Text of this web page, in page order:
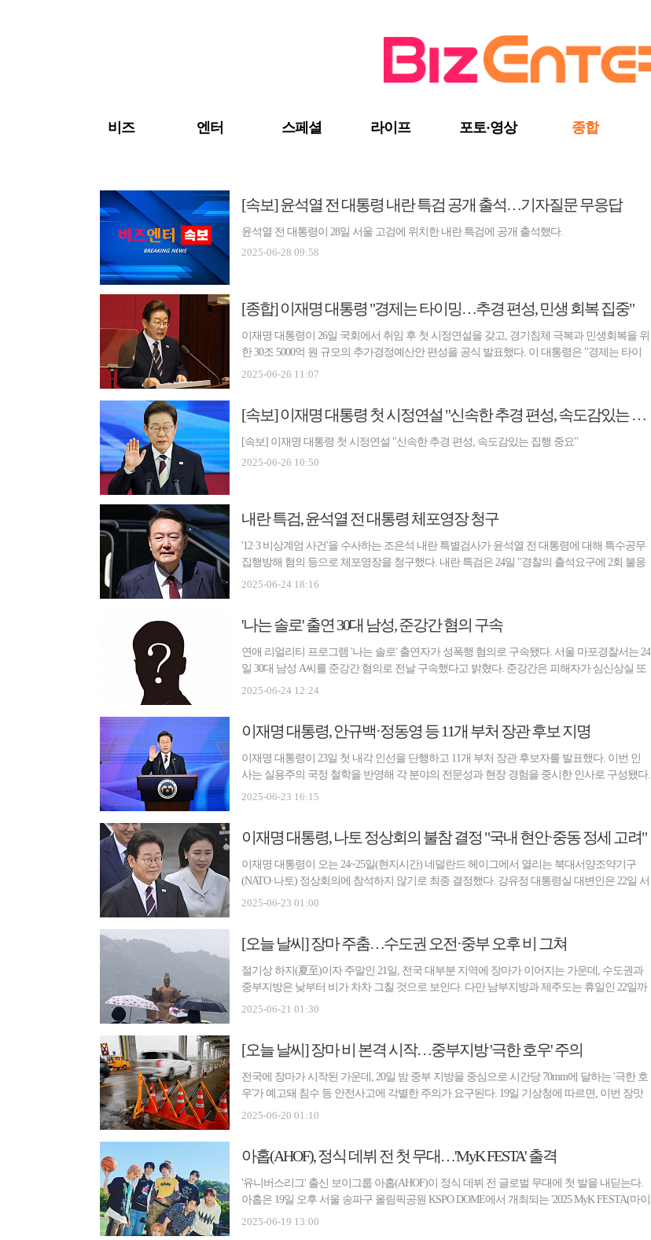
비즈 엔터 스페셜 라이프 포토·영상 종합
[속보] 윤석열 전 대통령 내란 특검 공개 출석…기자질문 무응답
윤석열 전 대통령이 28일 서울 고검에 위치한 내란 특검에 공개 출석했다.
2025-06-28 09:58
[종합] 이재명 대통령 "경제는 타이밍…추경 편성, 민생 회복 집중"
이재명 대통령이 26일 국회에서 취임 후 첫 시정연설을 갖고, 경기침체 극복과 민생회복을 위
한 30조 5000억 원 규모의 추가경정예산안 편성을 공식 발표했다. 이 대통령은 "경제는 타이
밍이...
2025-06-26 11:07
[속보] 이재명 대통령 첫 시정연설 "신속한 추경 편성, 속도감있는 집행 중요"
[속보] 이재명 대통령 첫 시정연설 "신속한 추경 편성, 속도감있는 집행 중요"
2025-06-26 10:50
내란 특검, 윤석열 전 대통령 체포영장 청구
'12·3 비상계엄 사건'을 수사하는 조은석 내란 특별검사가 윤석열 전 대통령에 대해 특수공무
집행방해 혐의 등으로 체포영장을 청구했다. 내란 특검은 24일 "경찰의 출석요구에 2회 불응
하고...
2025-06-24 18:16
'나는 솔로' 출연 30대 남성, 준강간 혐의 구속
연애 리얼리티 프로그램 '나는 솔로' 출연자가 성폭행 혐의로 구속됐다. 서울 마포경찰서는 24
일 30대 남성 A씨를 준강간 혐의로 전날 구속했다고 밝혔다. 준강간은 피해자가 심신상실 또
는 ...
2025-06-24 12:24
이재명 대통령, 안규백·정동영 등 11개 부처 장관 후보 지명
이재명 대통령이 23일 첫 내각 인선을 단행하고 11개 부처 장관 후보자를 발표했다. 이번 인
사는 실용주의 국정 철학을 반영해 각 분야의 전문성과 현장 경험을 중시한 인사로 구성됐다.
강...
2025-06-23 16:15
이재명 대통령, 나토 정상회의 불참 결정 "국내 현안·중동 정세 고려"
이재명 대통령이 오는 24~25일(현지시간) 네덜란드 헤이그에서 열리는 북대서양조약기구
(NATO·나토) 정상회의에 참석하지 않기로 최종 결정했다. 강유정 대통령실 대변인은 22일 서
면 브리핑...
2025-06-23 01:00
[오늘 날씨] 장마 주춤…수도권 오전·중부 오후 비 그쳐
절기상 하지(夏至)이자 주말인 21일, 전국 대부분 지역에 장마가 이어지는 가운데, 수도권과
중부지방은 낮부터 비가 차차 그칠 것으로 보인다. 다만 남부지방과 제주도는 휴일인 22일까
지 ...
2025-06-21 01:30
[오늘 날씨] 장마 비 본격 시작…중부지방 '극한 호우' 주의
전국에 장마가 시작된 가운데, 20일 밤 중부 지방을 중심으로 시간당 70mm에 달하는 '극한 호
우'가 예고돼 침수 등 안전사고에 각별한 주의가 요구된다. 19일 기상청에 따르면, 이번 장맛
비...
2025-06-20 01:10
아홉(AHOF), 정식 데뷔 전 첫 무대…'MyK FESTA' 출격
'유니버스리그' 출신 보이그룹 아홉(AHOF)이 정식 데뷔 전 글로벌 무대에 첫 발을 내딛는다.
아홉은 19일 오후 서울 송파구 올림픽공원 KSPO DOME에서 개최되는 '2025 MyK FESTA(마이
케이 페...
2025-06-19 13:00